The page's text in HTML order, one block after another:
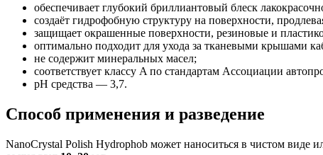
обеспечивает глубокий бриллиантовый блеск
создаёт гидрофобную структуру на поверхности,
защищает окрашенные поверхности, резиновые и
оптимально подходит для ухода за тканевыми крышами
не содержит минеральных масел;
соответствует классу A по стандартам Ассоциации
pH средства — 3,7.
Способ применения и разведение
NanoCrystal Polish Hydrophob может наноситься в чистом виде